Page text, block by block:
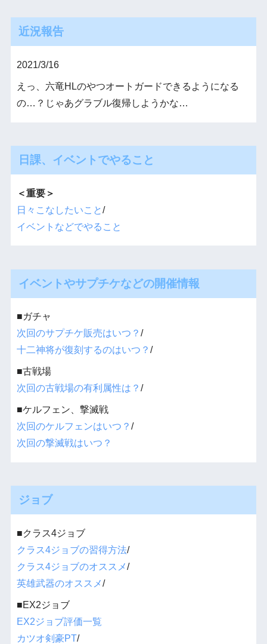
近況報告
2021/3/16
えっ、六竜HLのやつオートガードできるようになる
の…？じゃあグラブル復帰しようかな…
日課、イベントでやること
＜重要＞
日々こなしたいこと/
イベントなどでやること
イベントやサプチケなどの開催情報
■ガチャ
次回のサプチケ販売はいつ？ /
十二神将が復刻するのはいつ？ /
■古戦場
次回の古戦場の有利属性は？ /
■ケルフェン、撃滅戦
次回のケルフェンはいつ？ /
次回の撃滅戦はいつ？
ジョブ
■クラス4ジョブ
クラス4ジョブの習得方法/
クラス4ジョブのオススメ/
英雄武器のオススメ/
■EX2ジョブ
EX2ジョブ評価一覧
カツオ剣豪PT/